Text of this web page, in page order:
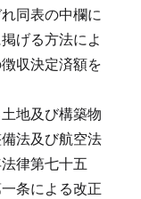
同表の中欄に
げる方法によ
収決定済額を
地及び構築物
法及び航空法
律第七十五
条による改正